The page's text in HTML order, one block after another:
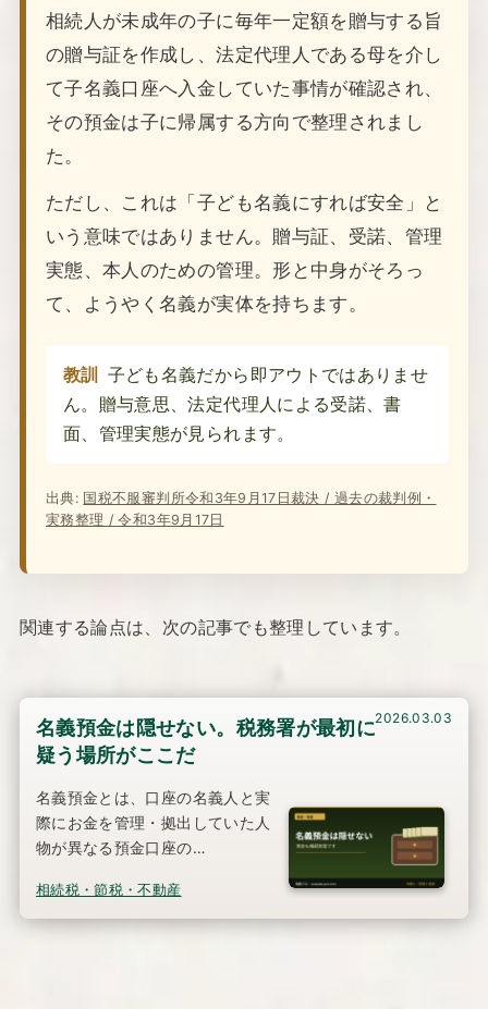
相続人が未成年の子に毎年一定額を贈与する旨
の贈与証を作成し、法定代理人である母を介し
て子名義口座へ入金していた事情が確認され、
その預金は子に帰属する方向で整理されまし
た。
ただし、これは「子ども名義にすれば安全」と
いう意味ではありません。贈与証、受諾、管理
実態、本人のための管理。形と中身がそろっ
て、ようやく名義が実体を持ちます。
教訓
子ども名義だから即アウトではありませ
ん。贈与意思、法定代理人による受諾、書
面、管理実態が見られます。
出典: 国税不服審判所令和3年9月17日裁決 / 過去の裁判例・
実務整理 / 令和3年9月17日
関連する論点は、次の記事でも整理しています。
名義預金は隠せない。税務署が最初に
疑う場所がここだ
名義預金とは、口座の名義人と実
際にお金を管理・拠出していた人
物が異なる預金口座の…
相続税・節税・不動産
2026.03.03